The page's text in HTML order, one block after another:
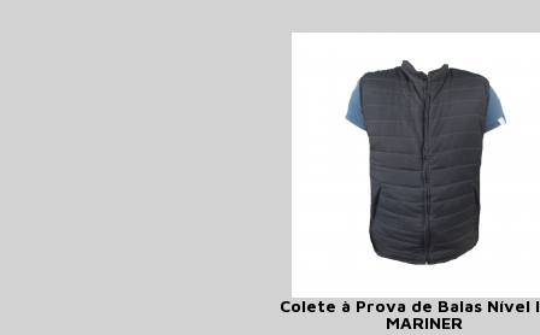
Colete à Prova de Balas Nível
MARINER